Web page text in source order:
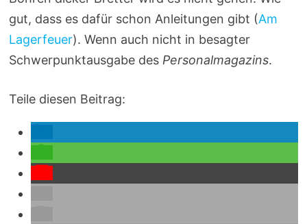
gut, dass es dafür schon Anleitungen gibt (Am
Lagerfeuer). Wenn auch nicht in besagter
Schwerpunktausgabe des Personalmagazins.
Teile diesen Beitrag: